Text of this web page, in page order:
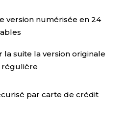
version numérisée en 24
la suite la version originale
régulière
par carte de crédit